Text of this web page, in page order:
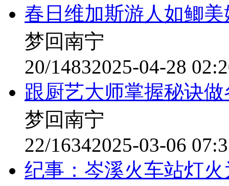
春日维加斯游人如鲫美
梦回南宁
20/14832025-04-28
跟厨艺大师掌握秘诀
梦回南宁
22/16342025-03-06
纪事：岑溪火车站灯